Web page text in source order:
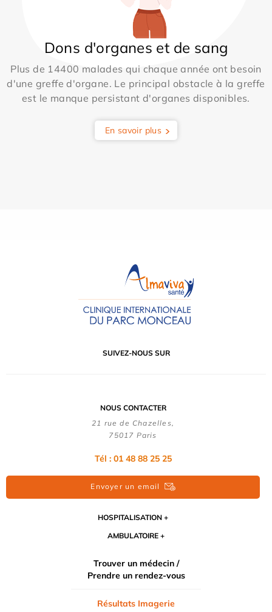
Dons d'organes et de sang
Plus de 14400 malades qui chaque année ont besoin
d'une greffe d'organe. Le principal obstacle à la greffe
est le manque persistant d'organes disponibles.
En savoir plus
SUIVEZ-NOUS SUR
NOUS CONTACTER
21 rue de Chazelles,
75017 Paris
Tél : 01 48 88 25 25
Envoyer un email
HOSPITALISATION
AMBULATOIRE
Trouver un médecin /
Prendre un rendez-vous
Résultats Imagerie